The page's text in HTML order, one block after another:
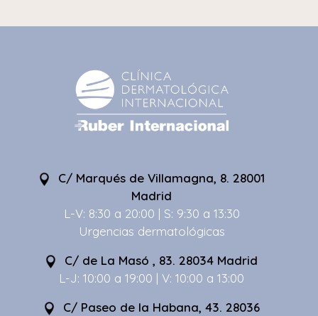
C/ Marqués de Villamagna, 8. 28001
Madrid
L-V: 8:30 a 20:00 | S: 9:30 a 13:30
Urgencias dermatológicas
C/ de La Masó , 83. 28034 Madrid
L-J: 10:00 a 19:00 | V: 10:00 a 13:00
C/ Paseo de la Habana, 43. 28036